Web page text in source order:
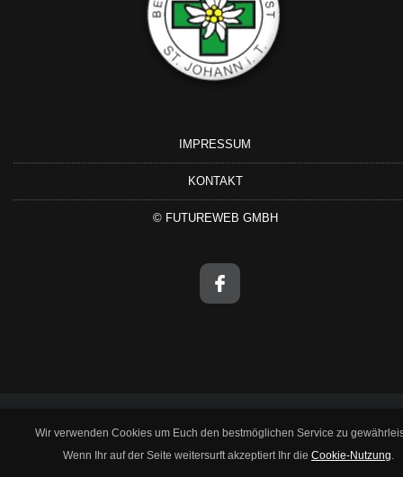
IMPRESSUM
KONTAKT
© FUTUREWEB GMBH
Wir verwenden Cookies um Euch den bestmöglichen Service zu
Wenn Ihr auf der Seite weitersurft akzeptiert Ihr die Cookie-Nutzung.